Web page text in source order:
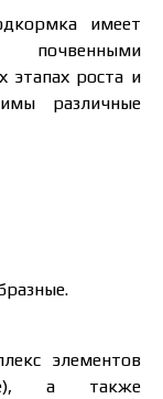
имеет
почвенными
этапах роста и
различные
элементов
а также